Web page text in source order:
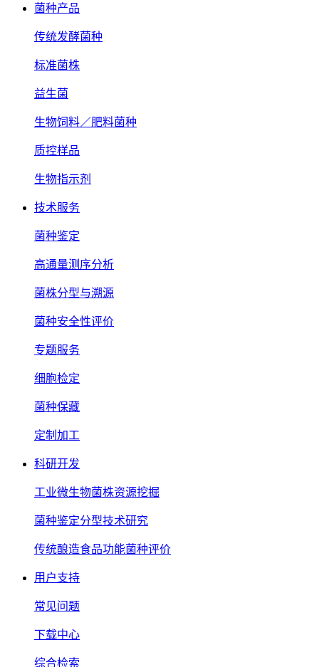
菌种产品
传统发酵菌种
标准菌株
益生菌
生物饲料／肥料菌种
质控样品
生物指示剂
技术服务
菌种鉴定
高通量测序分析
菌株分型与溯源
菌种安全性评价
专题服务
细胞检定
菌种保藏
定制加工
科研开发
工业微生物菌株资源挖掘
菌种鉴定分型技术研究
传统酿造食品功能菌种评价
用户支持
常见问题
下载中心
综合检索